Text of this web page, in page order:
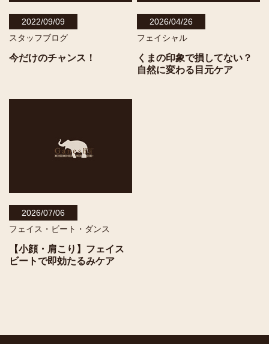
2022/09/09
スタッフブログ
今だけのチャンス！
2026/04/26
フェイシャル
くまの印象で損してない？
自然に変わる目元ケア
2026/07/06
フェイス・ビート・ダンス
【小顔・肩こり】フェイス
ビートで即効たるみケア